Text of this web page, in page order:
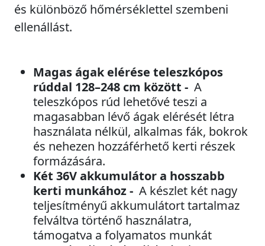
és különböző hőmérséklettel szembeni
ellenállást.
Magas ágak elérése teleszkópos
rúddal 128–248 cm között - A
teleszkópos rúd lehetővé teszi a
magasabban lévő ágak elérését létra
használata nélkül, alkalmas fák, bokrok
és nehezen hozzáférhető kerti részek
formázására.
Két 36V akkumulátor a hosszabb
kerti munkához - A készlet két nagy
teljesítményű akkumulátort tartalmaz
felváltva történő használatra,
támogatva a folyamatos munkát